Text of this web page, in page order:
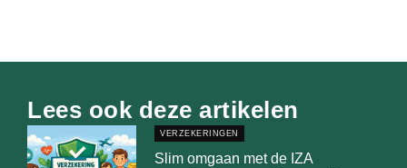
Lees ook deze artikelen
VERZEKERINGEN
Slim omgaan met de IZA